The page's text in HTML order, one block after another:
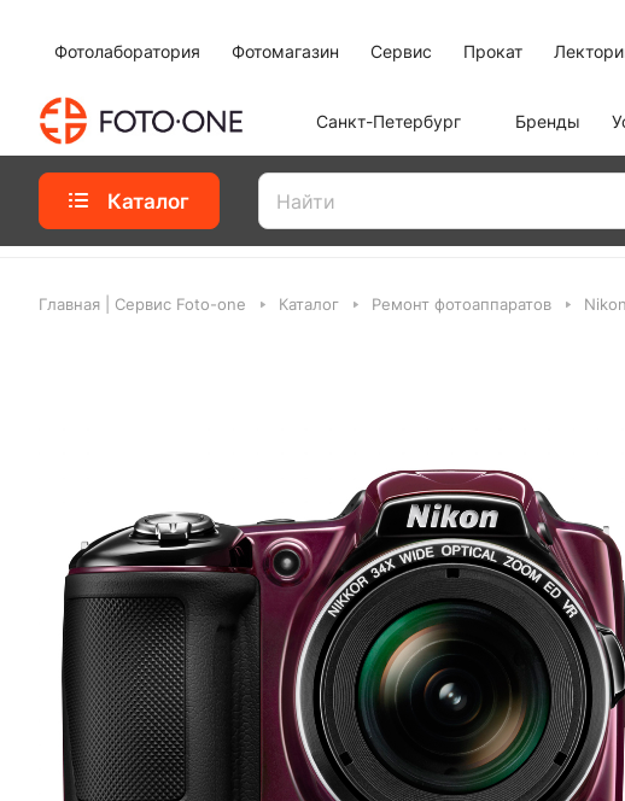
Фотолаборатория Фотомагазин Сервис Прокат
Санкт-Петербург Бренды
Каталог
Главная | Сервис Foto-one Каталог Ремонт фотоаппаратов Nikon